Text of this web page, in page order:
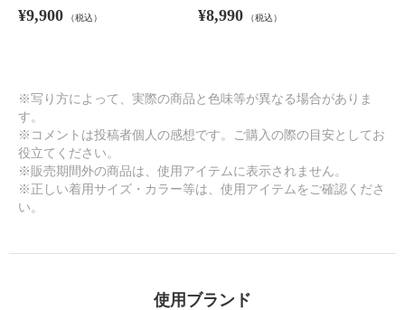
¥9,900 （税込） ¥8,990 （税込）
※写り方によって、実際の商品と色味等が異なる場合がありま
す。
※コメントは投稿者個人の感想です。ご購入の際の目安としてお
役立てください。
※販売期間外の商品は、使用アイテムに表示されません。
※正しい着用サイズ・カラー等は、使用アイテムをご確認くださ
い。
使用ブランド